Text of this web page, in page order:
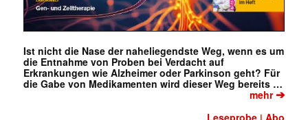
Ist nicht die Nase der naheliegendste Weg, wenn es um
die Entnahme von Proben bei Verdacht auf
Erkrankungen wie Alzheimer oder Parkinson geht? Für
die Gabe von Medikamenten wird dieser Weg bereits …
mehr➔